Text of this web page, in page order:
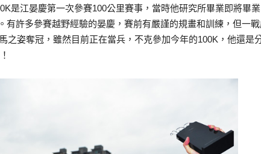
是江晏慶第一次參賽100公里賽事，當時他研究所畢業即將畢
有許多參賽越野經驗的晏慶，賽前有嚴謹的規畫和訓練，但一
之姿奪冠，雖然目前正在當兵，不克參加今年的100K，他還是